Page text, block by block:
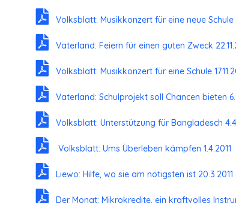
Volksblatt: Musikkonzert für eine neue Schule
Vaterland: Feiern für einen guten Zweck
Volksblatt: Musikkonzert für eine Schule
Vaterland: Schulprojekt soll Chancen bieten
Volksblatt: Unterstützung für Bangladesch
Volksblatt: Ums Überleben kämpfen 1.4.2011
Liewo: Hilfe, wo sie am nötigsten ist 20.3.2011
Der Monat: Mikrokredite, ein kraftvolles